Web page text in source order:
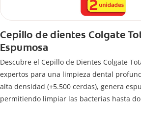
Cepillo de dientes Colgate
Espumosa
Descubre el Cepillo de Dientes Colgate
expertos para una limpieza dental
alta densidad (+5.500 cerdas), genera
permitiendo limpiar las bacterias hasta